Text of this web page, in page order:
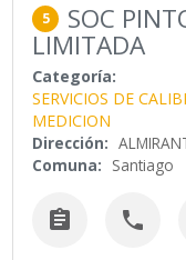
5 SOC
LIMITADA
Categoría:
SERVICIOS DE
MEDICION
Dirección:
Comuna: Santiago
 